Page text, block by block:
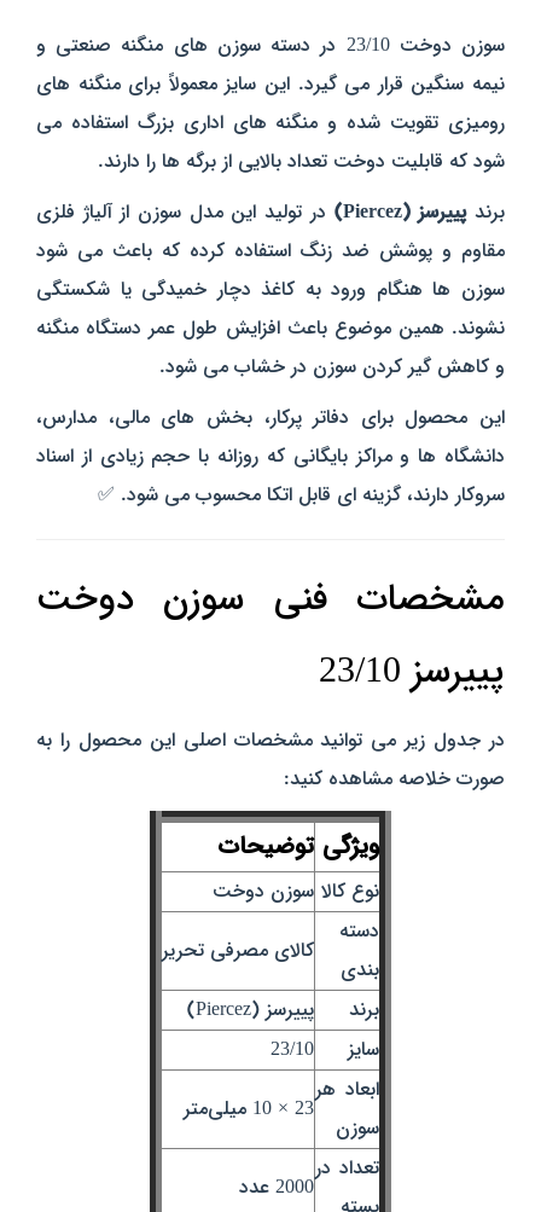
سوزن دوخت 23/10 در دسته سوزن‌ های منگنه صنعتی و
نیمه‌ سنگین قرار می‌ گیرد. این سایز معمولاً برای منگنه‌ های
رومیزی تقویت‌ شده و منگنه های اداری بزرگ استفاده می‌
شود که قابلیت دوخت تعداد بالایی از برگه‌ ها را دارند.
برندپییرسز (Piercez)
در تولید این مدل سوزن از آلیاژ فلزی
مقاوم و پوشش ضد زنگ استفاده کرده که باعث می‌ شود
سوزن‌ ها هنگام ورود به کاغذ دچار خمیدگی یا شکستگی
نشوند. همین موضوع باعث افزایش طول عمر دستگاه منگنه
و کاهش گیر کردن سوزن در خشاب می‌ شود.
این محصول برای دفاتر پرکار، بخش‌ های مالی، مدارس،
دانشگاه‌ ها و مراکز بایگانی که روزانه با حجم زیادی از اسناد
سروکار دارند، گزینه‌ ای قابل اتکا محسوب می‌ شود. ✅
مشخصات فنی سوزن دوخت
پییرسز 23/10
در جدول زیر می‌ توانید مشخصات اصلی این محصول را به
صورت خلاصه مشاهده کنید:
ویژگی توضیحات
نوع کالا سوزن دوخت
دسته‌
بندی
کالای مصرفی تحریر
برند
پییرسز (Piercez)
سایز
23/10
ابعاد هر
سوزن
23 × 10 میلی‌متر
تعداد در
2000 عدد